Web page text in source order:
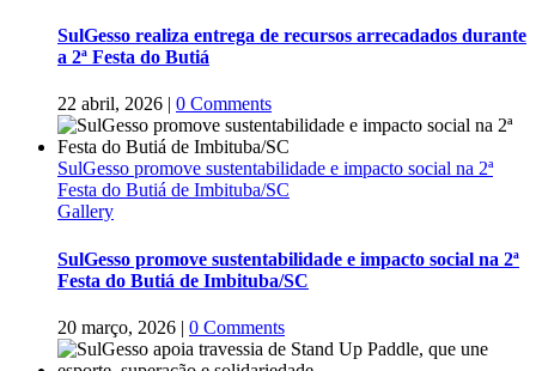
SulGesso realiza entrega de recursos arrecadados durante
a 2ª Festa do Butiá
22 abril, 2026 | 0 Comments
SulGesso promove sustentabilidade e impacto social na 2ª
Festa do Butiá de Imbituba/SC
Gallery
SulGesso promove sustentabilidade e impacto social na 2ª
Festa do Butiá de Imbituba/SC
20 março, 2026 | 0 Comments